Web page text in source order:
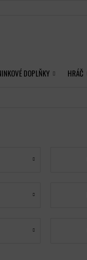
DOPLŇKY HRÁČ